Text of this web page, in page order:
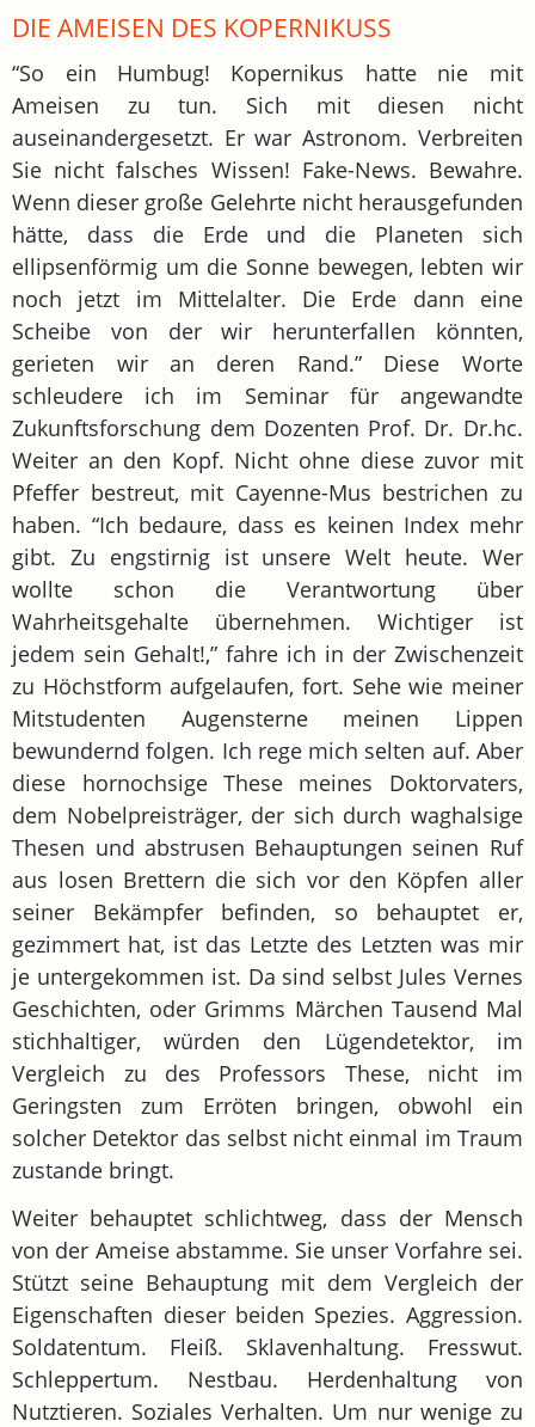
DIE AMEISEN DES KOPERNIKUSS
“So ein Humbug! Kopernikus hatte nie mit
Ameisen zu tun. Sich mit diesen nicht
auseinandergesetzt. Er war Astronom. Verbreiten
Sie nicht falsches Wissen! Fake-News. Bewahre.
Wenn dieser große Gelehrte nicht herausgefunden
hätte, dass die Erde und die Planeten sich
ellipsenförmig um die Sonne bewegen, lebten wir
noch jetzt im Mittelalter. Die Erde dann eine
Scheibe von der wir herunterfallen könnten,
gerieten wir an deren Rand.” Diese Worte
schleudere ich im Seminar für angewandte
Zukunftsforschung dem Dozenten Prof. Dr. Dr.hc.
Weiter an den Kopf. Nicht ohne diese zuvor mit
Pfeffer bestreut, mit Cayenne-Mus bestrichen zu
haben. “Ich bedaure, dass es keinen Index mehr
gibt. Zu engstirnig ist unsere Welt heute. Wer
wollte schon die Verantwortung über
Wahrheitsgehalte übernehmen. Wichtiger ist
jedem sein Gehalt!,” fahre ich in der Zwischenzeit
zu Höchstform aufgelaufen, fort. Sehe wie meiner
Mitstudenten Augensterne meinen Lippen
bewundernd folgen. Ich rege mich selten auf. Aber
diese hornochsige These meines Doktorvaters,
dem Nobelpreisträger, der sich durch waghalsige
Thesen und abstrusen Behauptungen seinen Ruf
aus losen Brettern die sich vor den Köpfen aller
seiner Bekämpfer befinden, so behauptet er,
gezimmert hat, ist das Letzte des Letzten was mir
je untergekommen ist. Da sind selbst Jules Vernes
Geschichten, oder Grimms Märchen Tausend Mal
stichhaltiger, würden den Lügendetektor, im
Vergleich zu des Professors These, nicht im
Geringsten zum Erröten bringen, obwohl ein
solcher Detektor das selbst nicht einmal im Traum
zustande bringt.
Weiter behauptet schlichtweg, dass der Mensch
von der Ameise abstamme. Sie unser Vorfahre sei.
Stützt seine Behauptung mit dem Vergleich der
Eigenschaften dieser beiden Spezies. Aggression.
Soldatentum. Fleiß. Sklavenhaltung. Fresswut.
Schleppertum. Nestbau. Herdenhaltung von
Nutztieren. Soziales Verhalten. Um nur wenige zu